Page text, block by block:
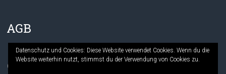
AGB
Facebook
Instagram
Datenschutz und Cookies: Diese Website verwendet Cookies. Wenn du die
Website weiterhin nutzt, stimmst du der Verwendung von Cookies zu.